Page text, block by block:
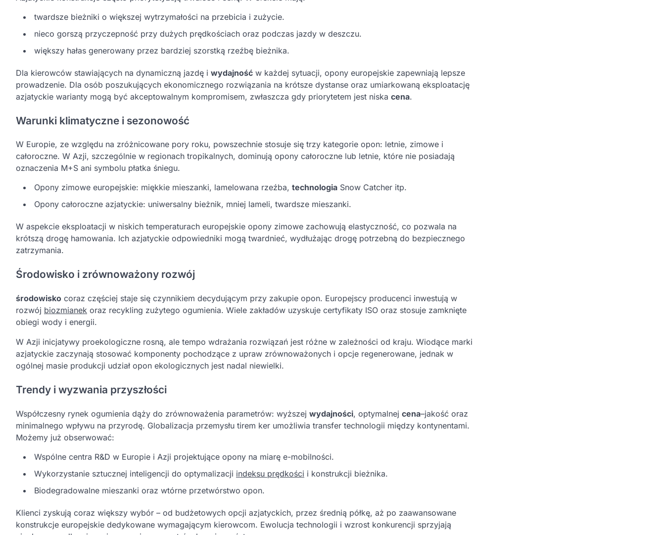
twardsze bieżniki o większej wytrzymałości na przebicia i zużycie.
nieco gorszą przyczepność przy dużych prędkościach oraz podczas jazdy w deszczu.
większy hałas generowany przez bardziej szorstką rzeźbę bieżnika.
Dla kierowców stawiających na dynamiczną jazdę i wydajność w każdej sytuacji, opony europejskie zapewniają lepsze
prowadzenie. Dla osób poszukujących ekonomicznego rozwiązania na krótsze dystanse oraz umiarkowaną eksploatację
azjatyckie warianty mogą być akceptowalnym kompromisem, zwłaszcza gdy priorytetem jest niska cena.
Warunki klimatyczne i sezonowość
W Europie, ze względu na zróżnicowane pory roku, powszechnie stosuje się trzy kategorie opon: letnie, zimowe i
całoroczne. W Azji, szczególnie w regionach tropikalnych, dominują opony całoroczne lub letnie, które nie posiadają
oznaczenia M+S ani symbolu płatka śniegu.
Opony zimowe europejskie: miękkie mieszanki, lamelowana rzeźba, technologia Snow Catcher itp.
Opony całoroczne azjatyckie: uniwersalny bieżnik, mniej lameli, twardsze mieszanki.
W aspekcie eksploatacji w niskich temperaturach europejskie opony zimowe zachowują elastyczność, co pozwala na
krótszą drogę hamowania. Ich azjatyckie odpowiedniki mogą twardnieć, wydłużając drogę potrzebną do bezpiecznego
zatrzymania.
Środowisko i zrównoważony rozwój
środowisko coraz częściej staje się czynnikiem decydującym przy zakupie opon. Europejscy producenci inwestują w
rozwój biozmianek oraz recykling zużytego ogumienia. Wiele zakładów uzyskuje certyfikaty ISO oraz stosuje zamknięte
obiegi wody i energii.
W Azji inicjatywy proekologiczne rosną, ale tempo wdrażania rozwiązań jest różne w zależności od kraju. Wiodące marki
azjatyckie zaczynają stosować komponenty pochodzące z upraw zrównoważonych i opcje regenerowane, jednak w
ogólnej masie produkcji udział opon ekologicznych jest nadal niewielki.
Trendy i wyzwania przyszłości
Współczesny rynek ogumienia dąży do zrównoważenia parametrów: wyższej wydajności, optymalnej cena–jakość oraz
minimalnego wpływu na przyrodę. Globalizacja przemysłu tirem ker umożliwia transfer technologii między kontynentami.
Możemy już obserwować:
Wspólne centra R&D w Europie i Azji projektujące opony na miarę e-mobilności.
Wykorzystanie sztucznej inteligencji do optymalizacji indeksu prędkości i konstrukcji bieżnika.
Biodegradowalne mieszanki oraz wtórne przetwórstwo opon.
Klienci zyskują coraz większy wybór – od budżetowych opcji azjatyckich, przez średnią półkę, aż po zaawansowane
konstrukcje europejskie dedykowane wymagającym kierowcom. Ewolucja technologii i wzrost konkurencji sprzyjają